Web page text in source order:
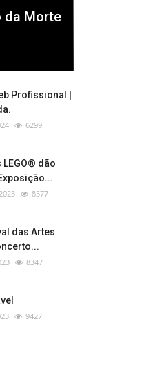
da Morte
Profissional |
6299
dão
8577
das Artes
8347
9427